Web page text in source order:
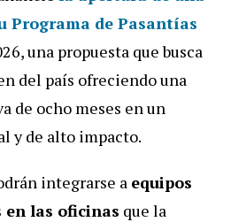
Programa de Pasantías
una propuesta que busca
del país ofreciendo una
de ocho meses en un
y de alto impacto.
integrarse a equipos
las oficinas que la